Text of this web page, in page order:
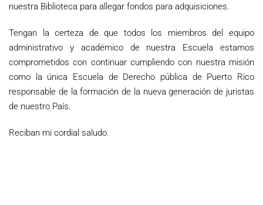
nuestra Biblioteca para allegar fondos para adquisiciones.
Tengan la certeza de que todos los miembros del equipo
administrativo y académico de nuestra Escuela estamos
comprometidos con continuar cumpliendo con nuestra misión
como la única Escuela de Derecho pública de Puerto Rico
responsable de la formación de la nueva generación de juristas
de nuestro País.
Reciban mi cordial saludo.